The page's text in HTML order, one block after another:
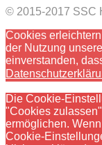
© 2015-2017 SSC
Cookies
der Nutzung
einverstanden,
Die Cookie-
"Cookies
ermöglichen.
Cookie-